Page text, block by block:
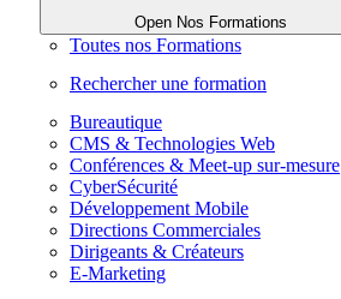
Open Nos Formations
Toutes nos Formations
Rechercher une formation
Bureautique
CMS & Technologies Web
Conférences & Meet-up sur-mesure
CyberSécurité
Développement Mobile
Directions Commerciales
Dirigeants & Créateurs
E-Marketing